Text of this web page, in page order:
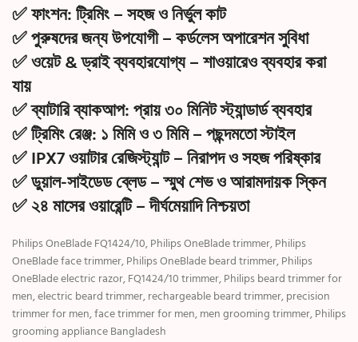
✅ফাংশন:ট্রিমিং – সহজ ও নির্ভুল কাট
✅পুরুষদের জন্য উপযোগী– কর্ডলেস অপারেশন সুবিধা
✅ওয়েট & ড্রাই ব্যবহারযোগ্য– শাওয়ারেও ব্যবহার করা
যায়
✅ব্যাটারি ব্যাকআপ:প্রায় ৩০ মিনিট স্ট্যান্ডার্ড ব্যবহার
✅ট্রিমিং রেঞ্জ: ১ মিমি ও ৩ মিমি – পছন্দমতো স্টাইল
✅IPX7 ওয়াটার রেজিস্ট্যান্ট– নিরাপদ ও সহজ পরিষ্কার
✅ডুয়াল-সাইডেড ব্লেড– স্মুথ শেভ ও আরামদায়ক স্কিন
✅২৪ মাসের ওয়ারেন্টি– দীর্ঘমেয়াদি নিশ্চয়তা
Philips OneBlade FQ1424/10, Philips OneBlade trimmer, Philips
OneBlade face trimmer, Philips OneBlade beard trimmer, Philips
OneBlade electric razor, FQ1424/10 trimmer, Philips beard trimmer for
men, electric beard trimmer, rechargeable beard trimmer, precision
trimmer for men, face trimmer for men, men grooming trimmer, Philips
grooming appliance Bangladesh